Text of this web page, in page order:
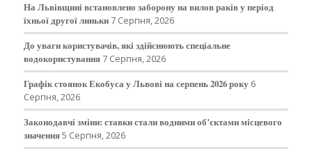
На Львівщині встановлено заборону на вилов раків у період
їхньої другої линьки 7 Серпня, 2026
До уваги користувачів, які здійснюють спеціальне
водокористування 7 Серпня, 2026
Графік стоянок Екобуса у Львові на серпень 2026 року 6
Серпня, 2026
Законодавчі зміни: ставки стали водними об’єктами місцевого
значення5 Серпня, 2026